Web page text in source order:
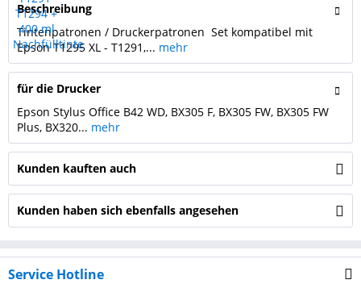
Beschreibung
Tintenpatronen / Druckerpatronen Set kompatibel mit
Epson T1295 XL - T1291,... mehr
für die Drucker
Epson Stylus Office B42 WD, BX305 F, BX305 FW, BX305 FW
Plus, BX320... mehr
Kunden kauften auch
Kunden haben sich ebenfalls angesehen
Service Hotline